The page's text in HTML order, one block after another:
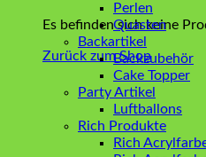
Es befinden sich keine
Zurück zum Shop
Perlen
Quasten
Backartikel
Backzubehör
Cake Topper
Party Artikel
Luftballons
Rich Produkte
Rich